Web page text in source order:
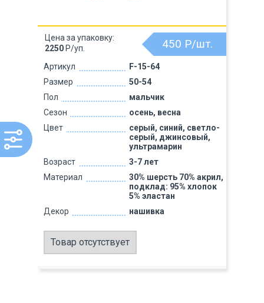
Артикул
F-15-64
Размер
50-54
Пол
мальчик
Сезон
осень, весна
Цвет
серый, синий, светло-
серый, джинсовый,
ультрамарин
Возраст
3-7 лет
Материал
30% шерсть 70% акрил,
подклад: 95% хлопок
5% эластан
Декор
нашивка
450 Р/шт.
Цена за упаковку:
2250 Р/уп.
Товар отсутствует